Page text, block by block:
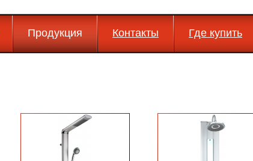
Продукция Контакты Где купить